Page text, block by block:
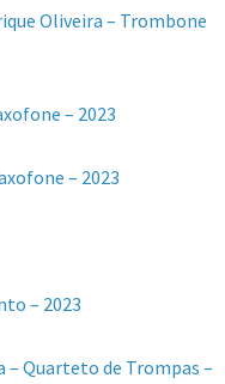
Oliveira – Trombone
– 2023
– 2023
– 2023
– Quarteto de Trompas –